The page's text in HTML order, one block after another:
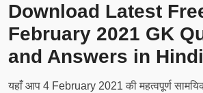
Download Latest
February 2021 GK
and Answers in Hindi
यहाँ आप 4 February 2021 की महत्वपूर्ण